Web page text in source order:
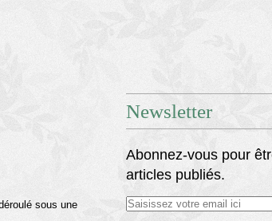
sous une
Newsletter
Abonnez-vous pour
articles publiés.